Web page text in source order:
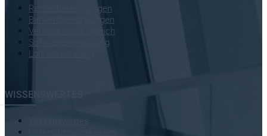
Rentenberechnungen
Barwertberechnungen
Versorgungsausgleich
Softwareentwicklung
Lohnabrechnung
WISSENSWERTES